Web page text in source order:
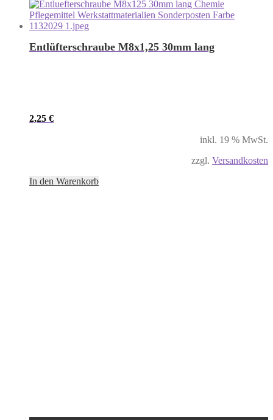
Entlüfterschraube M8x1,25 30mm lang
2,25 €
inkl. 19 % MwSt.
zzgl. Versandkosten
In den Warenkorb